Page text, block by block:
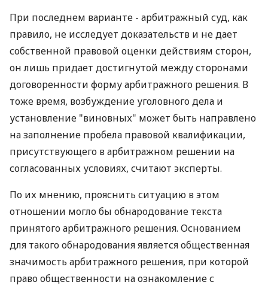
При последнем варианте - арбитражный суд, как
правило, не исследует доказательств и не дает
собственной правовой оценки действиям сторон,
он лишь придает достигнутой между сторонами
договоренности форму арбитражного решения. В
тоже время, возбуждение уголовного дела и
установление "виновных" может быть направлено
на заполнение пробела правовой квалификации,
присутствующего в арбитражном решении на
согласованных условиях, считают эксперты.
По их мнению, прояснить ситуацию в этом
отношении могло бы обнародование текста
принятого арбитражного решения. Основанием
для такого обнародования является общественная
значимость арбитражного решения, при которой
право общественности на ознакомление с